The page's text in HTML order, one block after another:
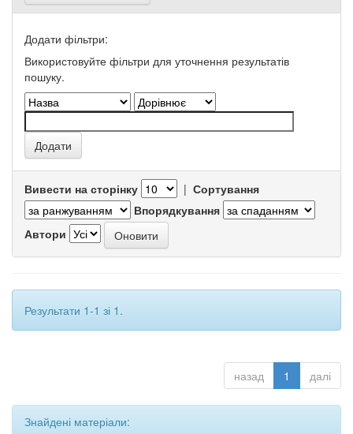
Додати фільтри:
Використовуйте фільтри для уточнення результатів
пошуку.
Вивести на сторінку | Сортування
Впорядкування
Автори
Результати 1-1 зі 1.
назад 1 далі
Знайдені матеріали: